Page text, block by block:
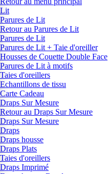
Lit
Parures de Lit
Retour au Parures de Lit
Parures de Lit
Parures de Lit + Taie d'oreiller
Housses de Couette Double Face
Parures de Lit à motifs
Taies d'oreillers
Echantillons de tissu
Carte Cadeau
Draps Sur Mesure
Retour au Draps Sur Mesure
Draps Sur Mesure
Draps
Draps housse
Draps Plats
Taies d'oreillers
Draps Imprimé